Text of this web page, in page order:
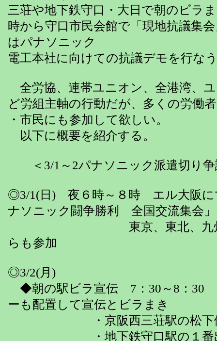
三荘や地下鉄守口・大日で朝のビラ
時から守口市民会館で「現地抗議集
はパナソニック
電工本社に向けての抗議デモを行な
全労協、連帯ユニオン、全港湾、
ど労組主軸の行動だが、多くの労働者
・市民にも参加して欲しい。
以下に概要を紹介する。
＜3/1～2パナソニック派遣切り争
◎3/1(日) 夜６時～８時 エル大阪に
ナソニック闘争勝利 全国交流集会」
東京、東北、九州、
らも参加
◎3/2(月)
◆朝の駅ビラ宣伝 7：30～
ーも配置して宣伝とビラまき
・京阪西三荘駅の松下
・地下鉄守口駅の１番